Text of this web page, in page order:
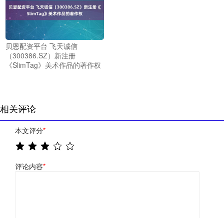
贝恩配资平台 飞天诚信
（300386.SZ）新注册
《SlimTag》美术作品的著作权
相关评论
本文评分*
评论内容*